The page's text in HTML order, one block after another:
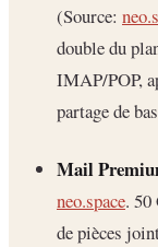
(Source:
double du
IMAP/POP,
partage de
Mail
neo.space. 50
de pièces